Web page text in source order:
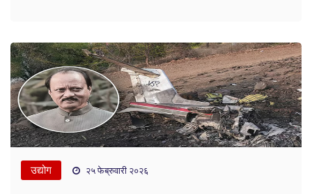
उद्योग २५ फेब्रुवारी २०२६